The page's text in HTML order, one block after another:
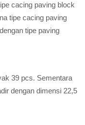
cacing paving block
tipe cacing paving
tipe paving
39 pcs. Sementara
dengan dimensi 22,5